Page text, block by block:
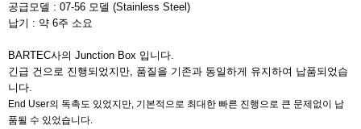
공급모델 : 07-56 모델 (Stainless Steel)
​납기 : 약 6주 소요
BARTEC사의 Junction Box 입니다.
긴급 건으로 진행되었지만, 품질을 기존과 동일하게 유지하여 납품되었습
니다.
End User의 독촉도 있었지만, 기본적으로 최대한 빠른 진행으로 큰 문제없이 납
품될 수 있었습니다.